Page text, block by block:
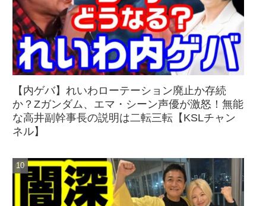
【内ゲバ】れいわローテーション廃止か存続
か？Zガンダム、エマ・シーン声優が激怒！無能
な高井副幹事長の説明は二転三転【KSLチャン
ネル】